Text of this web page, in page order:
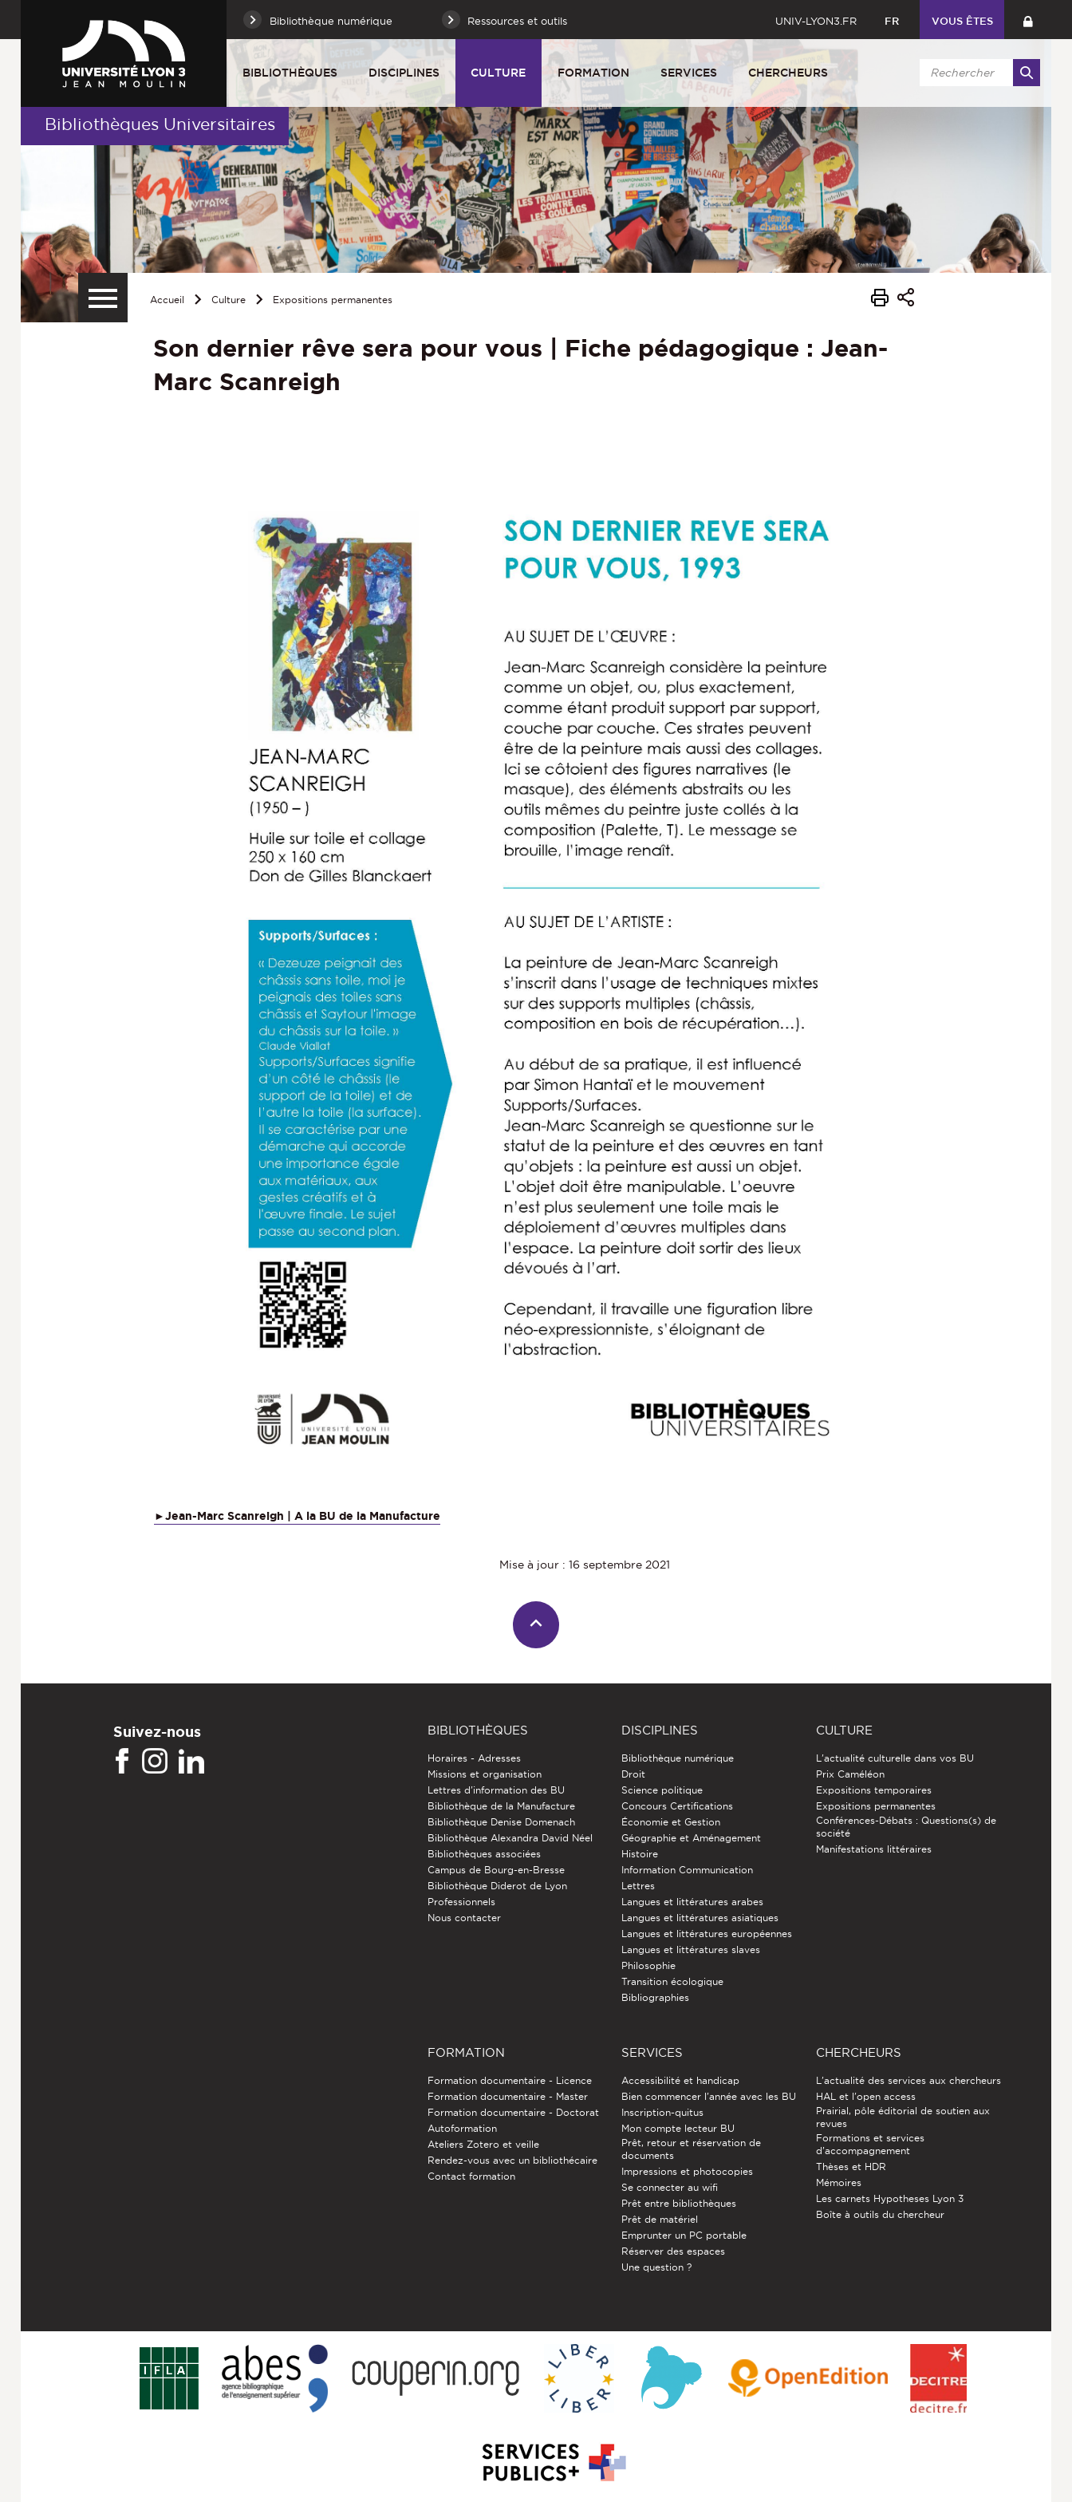
Bibliothèque numérique Ressources et outils UNIV-LYON3.FR FR VOUS ÊTES
BIBLIOTHÈQUES DISCIPLINES CULTURE FORMATION SERVICES CHERCHEURS
Bibliothèques Universitaires
Accueil Culture Expositions permanentes
Son dernier rêve sera pour vous | Fiche pédagogique : Jean-
Marc Scanreigh
►Jean-Marc Scanreigh | A la BU de la Manufacture
Mise à jour : 16 septembre 2021
Suivez-nous BIBLIOTHÈQUES
Horaires - Adresses
Missions et organisation
Lettres d'information des BU
Bibliothèque de la Manufacture
Bibliothèque Denise Domenach
Bibliothèque Alexandra David Néel
Bibliothèques associées
Campus de Bourg-en-Bresse
Bibliothèque Diderot de Lyon
Professionnels
Nous contacter
DISCIPLINES
Bibliothèque numérique
Droit
Science politique
Concours Certifications
Économie et Gestion
Géographie et Aménagement
Histoire
Information Communication
Lettres
Langues et littératures arabes
Langues et littératures asiatiques
Langues et littératures européennes
Langues et littératures slaves
Philosophie
Transition écologique
Bibliographies
CULTURE
L'actualité culturelle dans vos BU
Prix Caméléon
Expositions temporaires
Expositions permanentes
Conférences-Débats : Questions(s) de
société
Manifestations littéraires
FORMATION
Formation documentaire - Licence
Formation documentaire - Master
Formation documentaire - Doctorat
Autoformation
Ateliers Zotero et veille
Rendez-vous avec un bibliothécaire
Contact formation
SERVICES
Accessibilité et handicap
Bien commencer l'année avec les BU
Inscription-quitus
Mon compte lecteur BU
Prêt, retour et réservation de
documents
Impressions et photocopies
Se connecter au wifi
Prêt entre bibliothèques
Prêt de matériel
Emprunter un PC portable
Réserver des espaces
Une question ?
CHERCHEURS
L'actualité des services aux chercheurs
HAL et l'open access
Prairial, pôle éditorial de soutien aux
revues
Formations et services
d’accompagnement
Thèses et HDR
Mémoires
Les carnets Hypotheses Lyon 3
Boîte à outils du chercheur